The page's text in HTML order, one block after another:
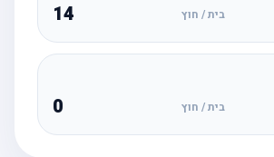
בית / חוץ 14
בית / חוץ